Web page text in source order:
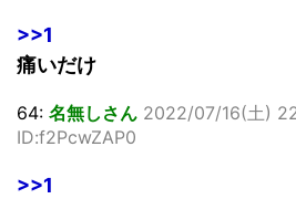
>>1
痛いだけ
64: 名無しさん 2022/07/16(土)
ID:f2PcwZAP0
>>1